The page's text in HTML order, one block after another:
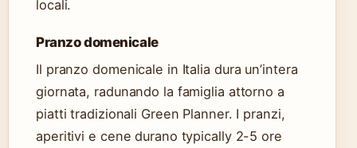
locali.
Pranzo domenicale
Il pranzo domenicale in Italia dura un’intera
giornata, radunando la famiglia attorno a
piatti tradizionali Green Planner. I pranzi,
aperitivi e cene durano typically 2-5 ore